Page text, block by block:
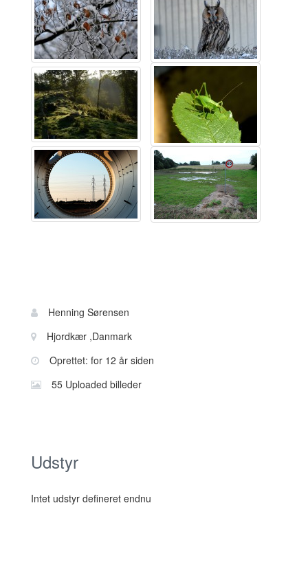
Bruger
information
Navn:
Henning Sørensen
Sted:
Hjordkær ,Danmark
Oprettet: for 12 år siden
55 Uploaded billeder
Udstyr
Intet udstyr defineret endnu